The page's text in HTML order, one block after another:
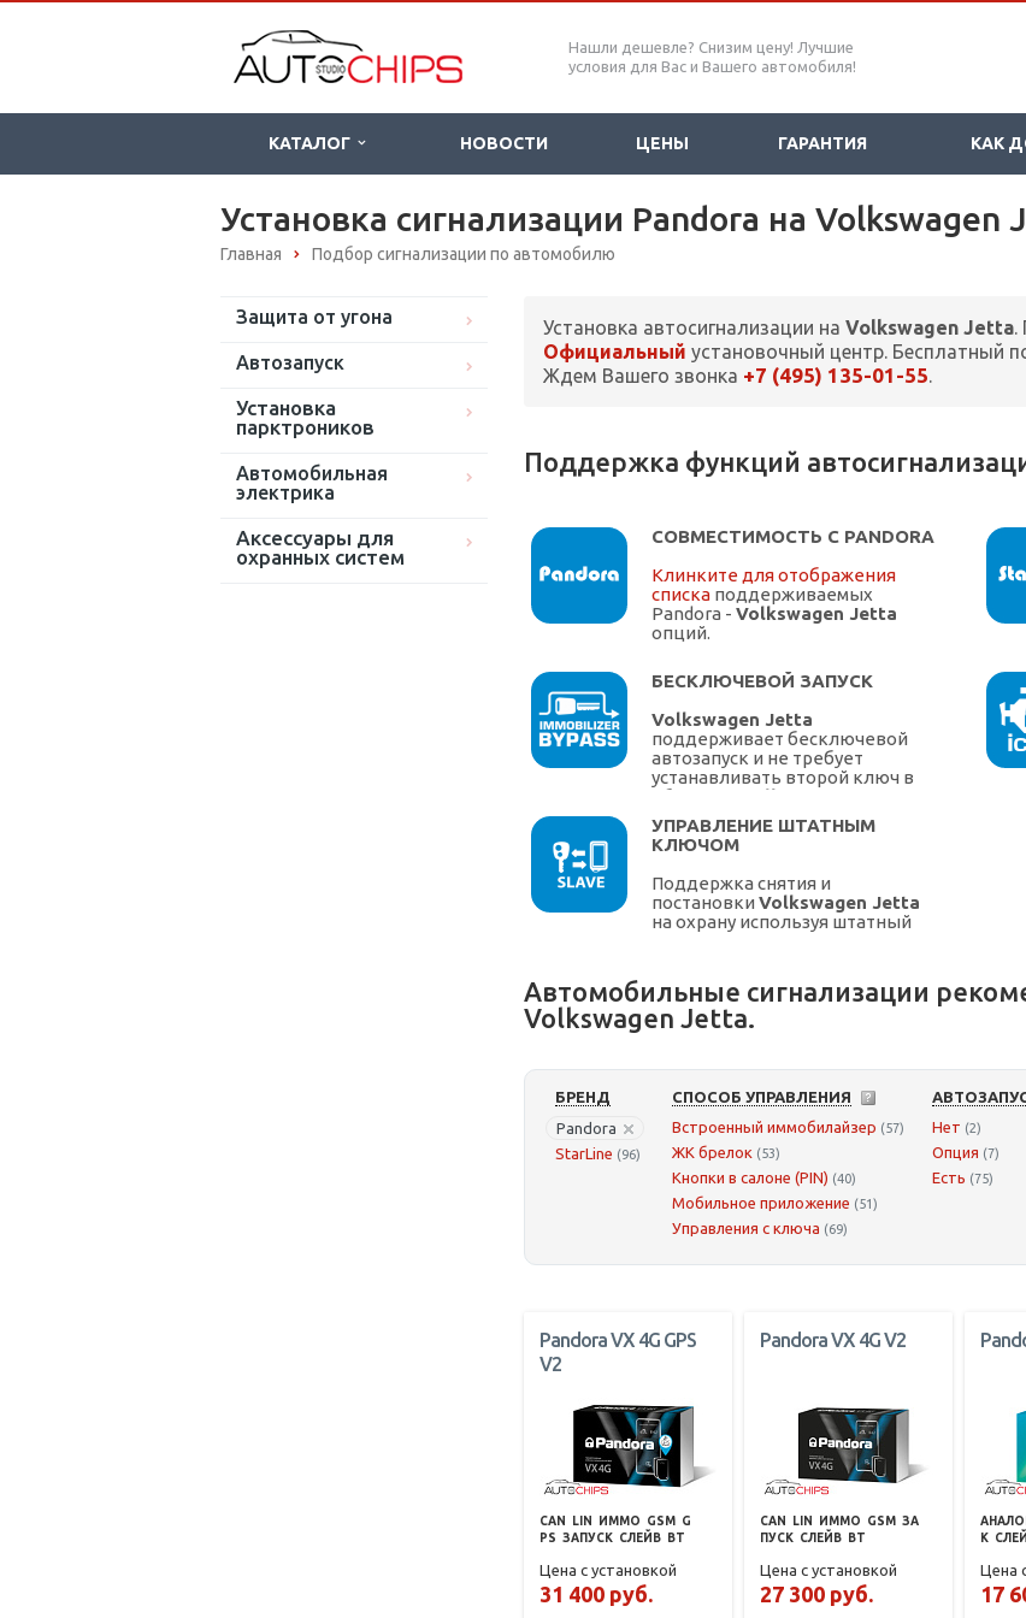
Нашли дешевле? Снизим цену! Лучшие
условия для Вас и Вашего автомобиля!
КАТАЛОГ НОВОСТИ ЦЕНЫ ГАРАНТИЯ КАК
Установка сигнализации Pandora на Volkswagen
Главная Подбор сигнализации по автомобилю
Защита от угона
Автозапуск
Установка
парктроников
Автомобильная
электрика
Аксессуары для
охранных систем
Установка автосигнализации на Volkswagen Jetta.
Официальный установочный центр. Бесплатный
Ждем Вашего звонка +7 (495) 135-01-55.
Поддержка функций
СОВМЕСТИМОСТЬ С PANDORA
Клинките для отображения
списка поддерживаемых
Pandora - Volkswagen Jetta
опций.
БЕСКЛЮЧЕВОЙ ЗАПУСК
Volkswagen Jetta
поддерживает бесключевой
автозапуск и не требует
устанавливать второй ключ в
обходчик
Volkswagen
УПРАВЛЕНИЕ ШТАТНЫМ
КЛЮЧОМ
Поддержка снятия и
постановки Volkswagen Jetta
на охрану используя штатный
Автомобильные сигнализации
Volkswagen Jetta.
БРЕНД
Pandora
StarLine (96)
СПОСОБ УПРАВЛЕНИЯ
Встроенный иммобилайзер (57)
ЖК брелок (53)
Кнопки в салоне (PIN) (40)
Мобильное приложение (51)
Управления с ключа (69)
Нет (2)
Опция (7)
Есть (75)
Pandora VX 4G GPS
V2
CAN LIN ИММО GSM G
PS ЗАПУСК СЛЕЙВ BT
Цена с установкой
31 400 руб.
Pandora VX 4G V2
CAN LIN ИММО GSM ЗА
ПУСК СЛЕЙВ BT
Цена с установкой
27 300 руб.
К
Цена
17